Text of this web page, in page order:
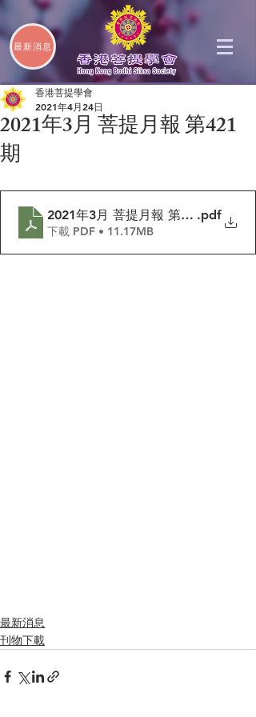
最新消息
2021年3月 菩提月報 第421
期
香港菩提學會
2021年4月24日
2021年3月 菩提月報 第421期
.pdf
下載 PDF • 11.17MB
最新消息
刊物下載